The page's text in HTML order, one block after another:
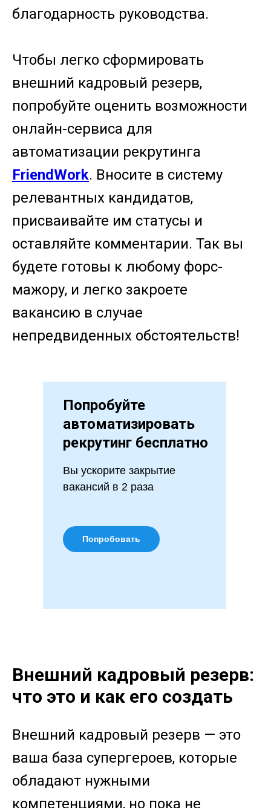
благодарность руководства.
Чтобы легко сформировать
внешний кадровый резерв,
попробуйте оценить возможности
онлайн-сервиса для
автоматизации рекрутинга
FriendWork. Вносите в систему
релевантных кандидатов,
присваивайте им статусы и
оставляйте комментарии. Так вы
будете готовы к любому форс-
мажору, и легко закроете
вакансию в случае
непредвиденных обстоятельств!
Попробуйте
автоматизировать
рекрутинг бесплатно
Вы ускорите закрытие
вакансий в 2 раза
Попробовать
Внешний кадровый резерв:
что это и как его создать
Внешний кадровый резерв — это
ваша база супергероев, которые
обладают нужными
компетенциями, но пока не